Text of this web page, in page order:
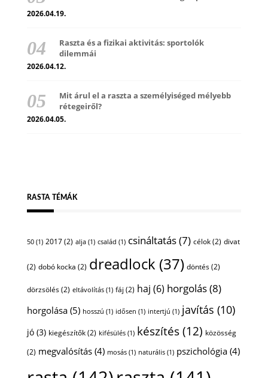
2026.04.19.
Raszta és a fizikai aktivitás: sportolók
dilemmái
2026.04.12.
Mit árul el a raszta a személyiséged mélyebb
rétegeiről?
2026.04.05.
RASTA TÉMÁK
50 (1) 2017(2) alja (1) család (1) csináltatás(7) célok(2) divat
(2) dobó kocka (2) dreadlock (37) döntés(2)
dörzsölés(2) eltávolítás (1) fáj (2) haj (6) horgolás(8)
horgolása(5) hosszú (1) idősen (1) intertjú (1) javítás (10)
jó (3) kiegészítők(2) kifésülés (1) készítés(12) közösség
(2) megvalósítás (4) mosás (1) naturális (1) pszichológia (4)